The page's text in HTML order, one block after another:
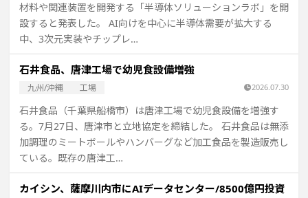
材料や関連装置を開発する「半導体ソリューションラボ」を開
設すると発表した。 AI向けを中心に半導体需要が拡大する
中、3次元実装やチップレ…
石井食品、唐津工場で幼児食設備増強
九州/沖縄 工場 2026.07.30
石井食品（千葉県船橋市）は唐津工場で幼児食設備を増強す
る。7月27日、唐津市と立地協定を締結した。 石井食品は無添
加調理のミートボールやハンバーグなど加工食品を製造販売し
ている。既存の唐津工…
カイシン、薩摩川内市にAIデータセンター/8500億円投資